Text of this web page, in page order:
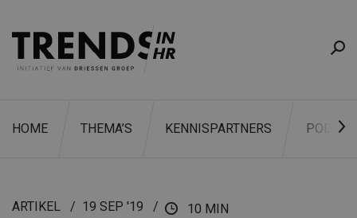
HOME THEMA’S KENNISPARTNERS
ARTIKEL 19 SEP '19 10 MIN